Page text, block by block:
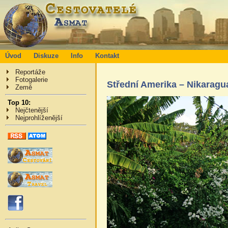
Úvod Diskuze Info Kontakt
Reportáže
Fotogalerie
Země
Top 10:
Nejčtenější
Nejprohlíženější
Střední Amerika –